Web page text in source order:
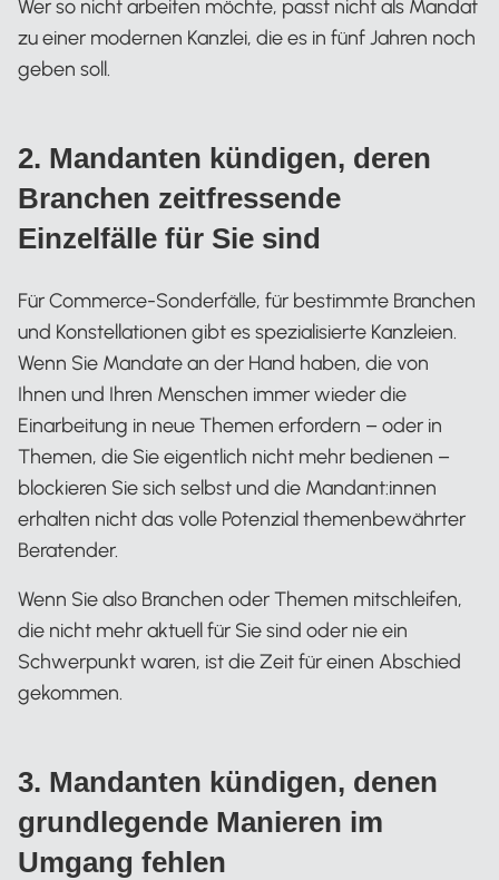
Wer so nicht arbeiten möchte, passt nicht als Mandat
zu einer modernen Kanzlei, die es in fünf Jahren noch
geben soll.
2. Mandanten kündigen, deren
Branchen zeitfressende
Einzelfälle für Sie sind
Für Commerce-Sonderfälle, für bestimmte Branchen
und Konstellationen gibt es spezialisierte Kanzleien.
Wenn Sie Mandate an der Hand haben, die von
Ihnen und Ihren Menschen immer wieder die
Einarbeitung in neue Themen erfordern – oder in
Themen, die Sie eigentlich nicht mehr bedienen –
blockieren Sie sich selbst und die Mandant:innen
erhalten nicht das volle Potenzial themenbewährter
Beratender.
Wenn Sie also Branchen oder Themen mitschleifen,
die nicht mehr aktuell für Sie sind oder nie ein
Schwerpunkt waren, ist die Zeit für einen Abschied
gekommen.
3. Mandanten kündigen, denen
grundlegende Manieren im
Umgang fehlen